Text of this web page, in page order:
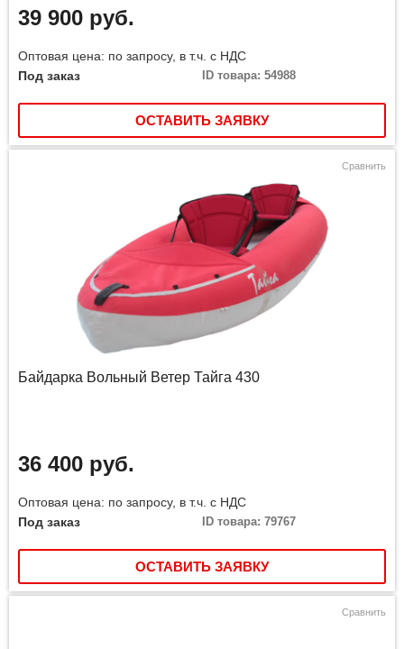
39 900 руб.
Оптовая цена: по запросу, в т.ч. с НДС
Под заказ
ID товара: 54988
ОСТАВИТЬ ЗАЯВКУ
Сравнить
Байдарка Вольный Ветер Тайга 430
36 400 руб.
Оптовая цена: по запросу, в т.ч. с НДС
Под заказ
ID товара: 79767
ОСТАВИТЬ ЗАЯВКУ
Сравнить